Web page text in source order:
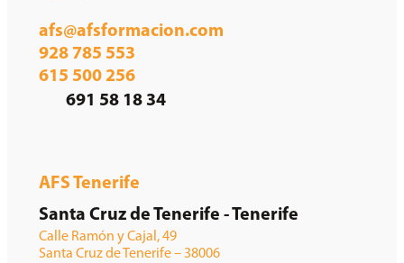
afs@afsformacion.com
928 785 553
615 500 256
691 58 18 34
AFS Tenerife
Santa Cruz de Tenerife - Tenerife
Calle Ramón y Cajal, 49
Santa Cruz de Tenerife – 38006